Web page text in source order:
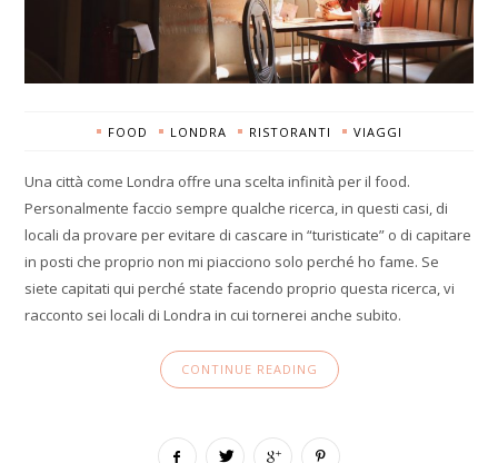
FOOD LONDRA RISTORANTI VIAGGI
Una città come Londra offre una scelta infinità per il food.
Personalmente faccio sempre qualche ricerca, in questi casi, di
locali da provare per evitare di cascare in “turisticate” o di capitare
in posti che proprio non mi piacciono solo perché ho fame. Se
siete capitati qui perché state facendo proprio questa ricerca, vi
racconto sei locali di Londra in cui tornerei anche subito.
CONTINUE READING